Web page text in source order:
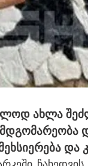
კადრებს
ვიცი,
გაინტერესებთ,
იქაურობა
- რა ვიდეო
სოციალურ
ახლა
მდგო­მა­რე­ო­ბა
და